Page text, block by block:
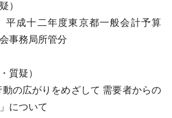
）
十二年度東京都一般会計予算
事務局所管分
疑）
広がりをめざして 需要者からの
について